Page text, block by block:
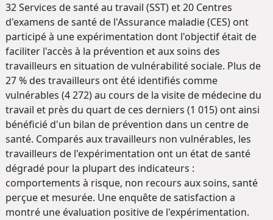
32 Services de santé au travail (SST) et 20 Centres
d'examens de santé de l'Assurance maladie (CES) ont
participé à une expérimentation dont l'objectif était de
faciliter l'accès à la prévention et aux soins des
travailleurs en situation de vulnérabilité sociale. Plus de
27 % des travailleurs ont été identifiés comme
vulnérables (4 272) au cours de la visite de médecine du
travail et près du quart de ces derniers (1 015) ont ainsi
bénéficié d'un bilan de prévention dans un centre de
santé. Comparés aux travailleurs non vulnérables, les
travailleurs de l'expérimentation ont un état de santé
dégradé pour la plupart des indicateurs :
comportements à risque, non recours aux soins, santé
perçue et mesurée. Une enquête de satisfaction a
montré une évaluation positive de l'expérimentation.